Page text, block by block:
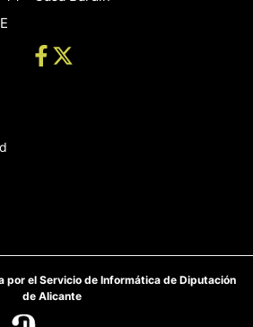
por el Servicio de Informática de Diputación
de Alicante